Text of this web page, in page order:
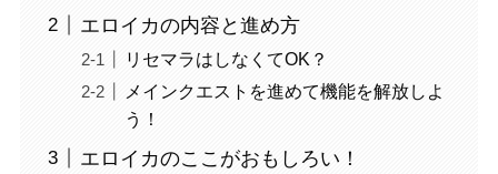
エロイカの内容と進め方
リセマラはしなくてOK？
メインクエストを進めて機能を解放しよ
う！
エロイカのここがおもしろい！